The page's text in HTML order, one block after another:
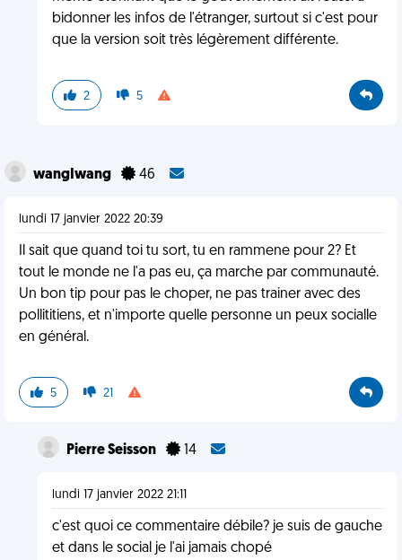
bidonner les infos de l'étranger, surtout si c'est pour
que la version soit très légèrement différente.
2 5
wangIwang 46
lundi 17 janvier 2022 20:39
Il sait que quand toi tu sort, tu en rammene pour 2? Et
tout le monde ne l'a pas eu, ça marche par communauté.
Un bon tip pour pas le choper, ne pas trainer avec des
pollititiens, et n'importe quelle personne un peux socialle
en général.
5 21
Pierre Seisson 14
lundi 17 janvier 2022 21:11
c'est quoi ce commentaire débile? je suis de gauche
et dans le social je l'ai jamais chopé